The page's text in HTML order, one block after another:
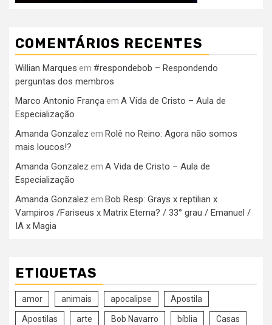
COMENTÁRIOS RECENTES
Willian Marques em #respondebob – Respondendo
perguntas dos membros
Marco Antonio França em A Vida de Cristo – Aula de
Especialização
Amanda Gonzalez em Rolê no Reino: Agora não somos
mais loucos!?
Amanda Gonzalez em A Vida de Cristo – Aula de
Especialização
Amanda Gonzalez em Bob Resp: Grays x reptilian x
Vampiros /Fariseus x Matrix Eterna? / 33° grau / Emanuel /
IA x Magia
ETIQUETAS
amor animais apocalipse Apostila
Apostilas arte Bob Navarro bíblia Casas